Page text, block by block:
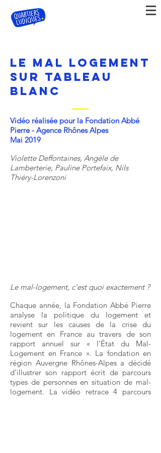
Le mal logement
sur tableau
blanc
Vidéo réalisée pour la Fondation Abbé
Pierre - Agence Rhônes Alpes
Mai 2019
Violette Deffontaines, Angèle de
Lamberterie, Pauline Portefaix, Nils
Thiéry-Lorenzoni
Le mal-logement, c’est quoi exactement ?
Chaque année, la Fondation Abbé Pierre
analyse la politique du logement et
revient sur les causes de la crise du
logement en France au travers de son
rapport annuel sur « l’État du Mal-
Logement en France ». La fondation en
région Auvergne Rhônes-Alpes a décidé
d’illustrer son rapport écrit de parcours
types de personnes en situation de mal-
logement. La vidéo retrace 4 parcours